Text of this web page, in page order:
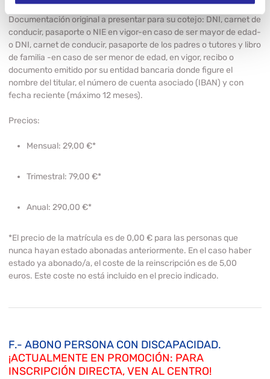
Documentación original a presentar para su cotejo: DNI, carnet de
conducir, pasaporte o NIE en vigor-en caso de ser mayor de edad-
o DNI, carnet de conducir, pasaporte de los padres o tutores y libro
de familia -en caso de ser menor de edad, en vigor, recibo o
documento emitido por su entidad bancaria donde figure el
nombre del titular, el número de cuenta asociado (IBAN) y con
fecha reciente (máximo 12 meses).
Precios:
Mensual: 29,00 €*
Trimestral: 79,00 €*
Anual: 290,00 €*
*El precio de la matrícula es de 0,00 € para las personas que
nunca hayan estado abonadas anteriormente. En el caso haber
estado ya abonado/a, el coste de la reinscripción es de 5,00
euros. Este coste no está incluido en el precio indicado.
F.- ABONO PERSONA CON DISCAPACIDAD.
¡ACTUALMENTE EN PROMOCIÓN: PARA
INSCRIPCIÓN DIRECTA, VEN AL CENTRO!